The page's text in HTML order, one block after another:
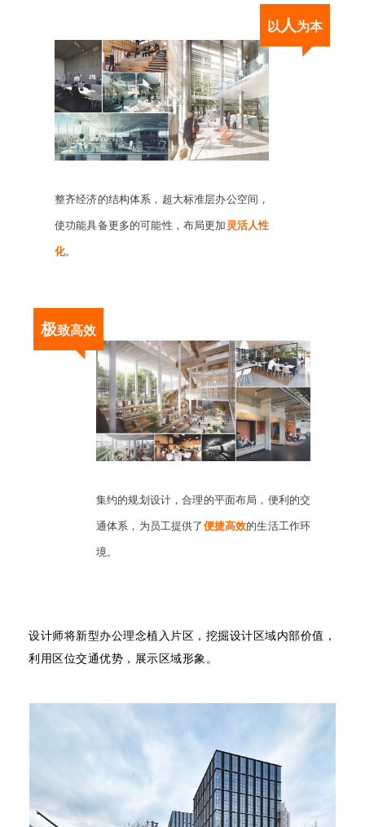
以人为本
整齐经济的结构体系，超大标准层办公空间，
使功能具备更多的可能性，布局更加 灵活人性
化。
极致高效
集约的规划设计，合理的平面布局，便利的交
通体系，为员工提供了 便捷高效的生活工作环
境。
设计师将新型办公理念植入片区，挖掘设计区域内部价值，
利用区位交通优势，展示区域形象。